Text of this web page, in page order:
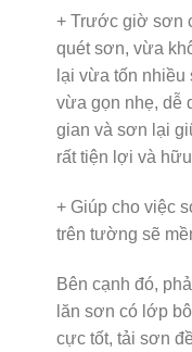
+ Trước giờ sơn
quét sơn, vừa
lại vừa tốn
vừa gọn nhẹ, dễ
gian và sơn lại
rất tiện lợi và
+ Giúp cho việc
trên tường sẽ
Bên cạnh đó,
lăn sơn có lớp
cực tốt, tải sơn